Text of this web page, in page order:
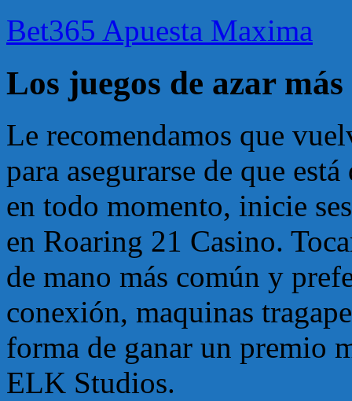
Bet365 Apuesta Maxima
Los juegos de azar
Le recomendamos que
para asegurarse de que
en todo momento, inicie
en Roaring 21 Casino.
de mano más común y
conexión, maquinas
forma de ganar un premio
ELK Studios.